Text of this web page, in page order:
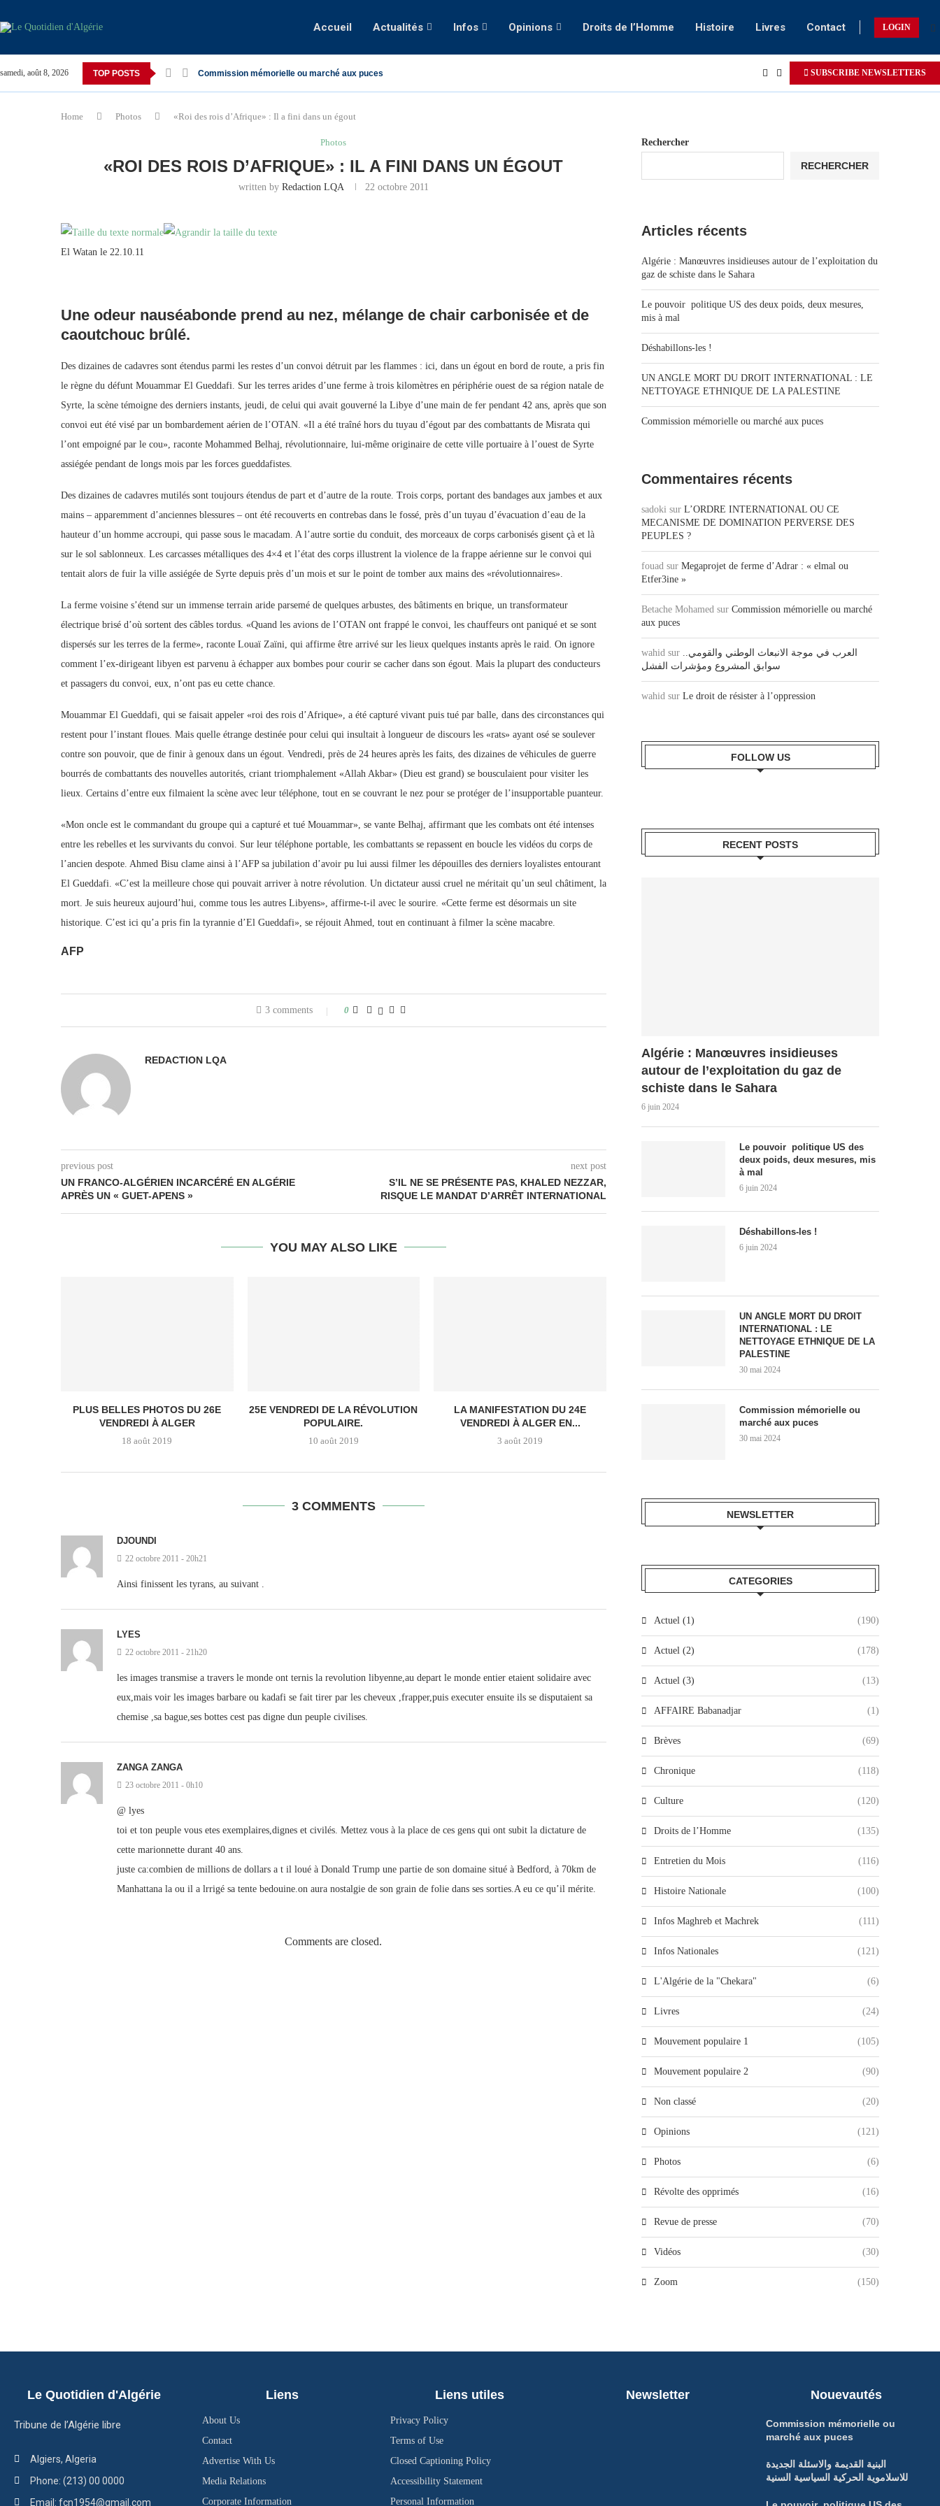
Accueil Actualités Infos Opinions Droits de l’Homme Histoire Livres Contact LOGIN
samedi, août 8, 2026 TOP POSTS Commission mémorielle ou marché aux puces SUBSCRIBE NEWSLETTERS
Home Photos «Roi des rois d’Afrique» : Il a fini dans un égout
Photos
«ROI DES ROIS D’AFRIQUE» : IL A FINI DANS UN ÉGOUT
written by Redaction LQA 22 octobre 2011
El Watan le 22.10.11
Une odeur nauséabonde prend au nez, mélange de chair carbonisée et de
caoutchouc brûlé.
Des dizaines de cadavres sont étendus parmi les restes d’un convoi détruit par les flammes : ici, dans un égout en bord de route, a pris fin
le règne du défunt Mouammar El Gueddafi. Sur les terres arides d’une ferme à trois kilomètres en périphérie ouest de sa région natale de
Syrte, la scène témoigne des derniers instants, jeudi, de celui qui avait gouverné la Libye d’une main de fer pendant 42 ans, après que son
convoi eut été visé par un bombardement aérien de l’OTAN. «Il a été traîné hors du tuyau d’égout par des combattants de Misrata qui
l’ont empoigné par le cou», raconte Mohammed Belhaj, révolutionnaire, lui-même originaire de cette ville portuaire à l’ouest de Syrte
assiégée pendant de longs mois par les forces gueddafistes.
Des dizaines de cadavres mutilés sont toujours étendus de part et d’autre de la route. Trois corps, portant des bandages aux jambes et aux
mains – apparemment d’anciennes blessures – ont été recouverts en contrebas dans le fossé, près d’un tuyau d’évacuation d’eau de la
hauteur d’un homme accroupi, qui passe sous le macadam. A l’autre sortie du conduit, des morceaux de corps carbonisés gisent çà et là
sur le sol sablonneux. Les carcasses métalliques des 4×4 et l’état des corps illustrent la violence de la frappe aérienne sur le convoi qui
tentait alors de fuir la ville assiégée de Syrte depuis près d’un mois et sur le point de tomber aux mains des «révolutionnaires».
La ferme voisine s’étend sur un immense terrain aride parsemé de quelques arbustes, des bâtiments en brique, un transformateur
électrique brisé d’où sortent des câbles tordus. «Quand les avions de l’OTAN ont frappé le convoi, les chauffeurs ont paniqué et se sont
dispersés sur les terres de la ferme», raconte Louaï Zaïni, qui affirme être arrivé sur les lieux quelques instants après le raid. On ignore
comment l’ex-dirigeant libyen est parvenu à échapper aux bombes pour courir se cacher dans son égout. Mais la plupart des conducteurs
et passagers du convoi, eux, n’ont pas eu cette chance.
Mouammar El Gueddafi, qui se faisait appeler «roi des rois d’Afrique», a été capturé vivant puis tué par balle, dans des circonstances qui
restent pour l’instant floues. Mais quelle étrange destinée pour celui qui insultait à longueur de discours les «rats» ayant osé se soulever
contre son pouvoir, que de finir à genoux dans un égout. Vendredi, près de 24 heures après les faits, des dizaines de véhicules de guerre
bourrés de combattants des nouvelles autorités, criant triomphalement «Allah Akbar» (Dieu est grand) se bousculaient pour visiter les
lieux. Certains d’entre eux filmaient la scène avec leur téléphone, tout en se couvrant le nez pour se protéger de l’insupportable puanteur.
«Mon oncle est le commandant du groupe qui a capturé et tué Mouammar», se vante Belhaj, affirmant que les combats ont été intenses
entre les rebelles et les survivants du convoi. Sur leur téléphone portable, les combattants se repassent en boucle les vidéos du corps de
l’ancien despote. Ahmed Bisu clame ainsi à l’AFP sa jubilation d’avoir pu lui aussi filmer les dépouilles des derniers loyalistes entourant
El Gueddafi. «C’est la meilleure chose qui pouvait arriver à notre révolution. Un dictateur aussi cruel ne méritait qu’un seul châtiment, la
mort. Je suis heureux aujourd’hui, comme tous les autres Libyens», affirme-t-il avec le sourire. «Cette ferme est désormais un site
historique. C’est ici qu’a pris fin la tyrannie d’El Gueddafi», se réjouit Ahmed, tout en continuant à filmer la scène macabre.
AFP
3 comments 0
REDACTION LQA
previous post
UN FRANCO-ALGÉRIEN INCARCÉRÉ EN ALGÉRIE
APRÈS UN « GUET-APENS »
next post
S’IL NE SE PRÉSENTE PAS, KHALED NEZZAR,
RISQUE LE MANDAT D’ARRÊT INTERNATIONAL
YOU MAY ALSO LIKE
PLUS BELLES PHOTOS DU 26E
VENDREDI À ALGER
18 août 2019
25E VENDREDI DE LA RÉVOLUTION
POPULAIRE.
10 août 2019
LA MANIFESTATION DU 24E
VENDREDI À ALGER EN...
3 août 2019
3 COMMENTS
DJOUNDI
22 octobre 2011 - 20h21
Ainsi finissent les tyrans, au suivant .
LYES
22 octobre 2011 - 21h20
les images transmise a travers le monde ont ternis la revolution libyenne,au depart le monde entier etaient solidaire avec
eux,mais voir les images barbare ou kadafi se fait tirer par les cheveux ,frapper,puis executer ensuite ils se disputaient sa
chemise ,sa bague,ses bottes cest pas digne dun peuple civilises.
ZANGA ZANGA
23 octobre 2011 - 0h10
@ lyes
toi et ton peuple vous etes exemplaires,dignes et civilés. Mettez vous à la place de ces gens qui ont subit la dictature de
cette marionnette durant 40 ans.
juste ca:combien de millions de dollars a t il loué à Donald Trump une partie de son domaine situé à Bedford, à 70km de
Manhattana la ou il a lrrigé sa tente bedouine.on aura nostalgie de son grain de folie dans ses sorties.A eu ce qu’il mérite.
Comments are closed.
Rechercher
RECHERCHER
Articles récents
Algérie : Manœuvres insidieuses autour de l’exploitation du
gaz de schiste dans le Sahara
Le pouvoir politique US des deux poids, deux mesures,
mis à mal
Déshabillons-les !
UN ANGLE MORT DU DROIT INTERNATIONAL : LE
NETTOYAGE ETHNIQUE DE LA PALESTINE
Commission mémorielle ou marché aux puces
Commentaires récents
sadoki sur L’ORDRE INTERNATIONAL OU CE
MECANISME DE DOMINATION PERVERSE DES
PEUPLES ?
fouad sur Megaprojet de ferme d’Adrar : « elmal ou
Etfer3ine »
Betache Mohamed sur Commission mémorielle ou marché
aux puces
wahid sur العرب في موجة الانبعاث الوطني والقومي..
سوابق المشروع ومؤشرات الفشل
wahid sur Le droit de résister à l’oppression
FOLLOW US
RECENT POSTS
Algérie : Manœuvres insidieuses
autour de l’exploitation du gaz de
schiste dans le Sahara
6 juin 2024
Le pouvoir politique US des
deux poids, deux mesures, mis
à mal
6 juin 2024
Déshabillons-les !
6 juin 2024
UN ANGLE MORT DU DROIT
INTERNATIONAL : LE
NETTOYAGE ETHNIQUE DE LA
PALESTINE
30 mai 2024
Commission mémorielle ou
marché aux puces
30 mai 2024
NEWSLETTER
CATEGORIES
Actuel (1) (190)
Actuel (2) (178)
Actuel (3) (13)
AFFAIRE Babanadjar (1)
Brèves (69)
Chronique (118)
Culture (120)
Droits de l’Homme (135)
Entretien du Mois (116)
Histoire Nationale (100)
Infos Maghreb et Machrek (111)
Infos Nationales (121)
L'Algérie de la "Chekara" (6)
Livres (24)
Mouvement populaire 1 (105)
Mouvement populaire 2 (90)
Non classé (20)
Opinions (121)
Photos (6)
Révolte des opprimés (16)
Revue de presse (70)
Vidéos (30)
Zoom (150)
Le Quotidien d'Algérie
Tribune de l’Algérie libre
Algiers, Algeria
Phone: (213) 00 0000
Email: fcn1954@gmail.com
Liens
About Us
Contact
Advertise With Us
Media Relations
Corporate Information
Liens utiles
Privacy Policy
Terms of Use
Closed Captioning Policy
Accessibility Statement
Personal Information
Newsletter Nouevautés
Commission mémorielle ou
marché aux puces
البنية القديمة والاسئلة الجديدة
للاسلاموية الحركية السياسية السنية